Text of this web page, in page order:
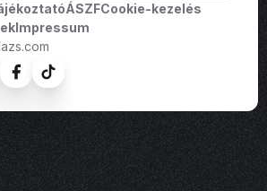
ÁSZFCookie-kezelés
Impressum